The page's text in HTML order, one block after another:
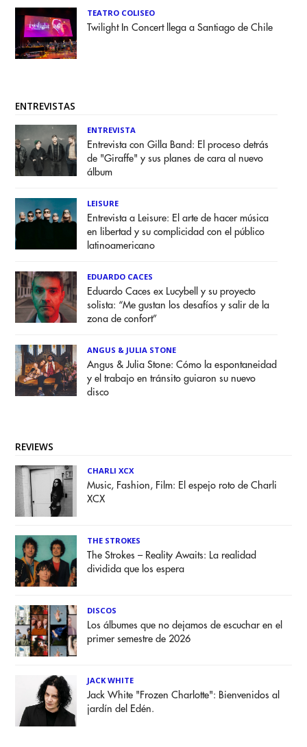
TEATRO COLISEO
Twilight In Concert llega a Santiago de Chile
ENTREVISTAS
ENTREVISTA
Entrevista con Gilla Band: El proceso detrás
de "Giraffe" y sus planes de cara al nuevo
álbum
LEISURE
Entrevista a Leisure: El arte de hacer música
en libertad y su complicidad con el público
latinoamericano
EDUARDO CACES
Eduardo Caces ex Lucybell y su proyecto
solista: “Me gustan los desafíos y salir de la
zona de confort”
ANGUS & JULIA STONE
Angus & Julia Stone: Cómo la espontaneidad
y el trabajo en tránsito guiaron su nuevo
disco
REVIEWS
CHARLI XCX
Music, Fashion, Film: El espejo roto de Charli
XCX
THE STROKES
The Strokes – Reality Awaits: La realidad
dividida que los espera
DISCOS
Los álbumes que no dejamos de escuchar en el
primer semestre de 2026
JACK WHITE
Jack White "Frozen Charlotte": Bienvenidos al
jardín del Edén.